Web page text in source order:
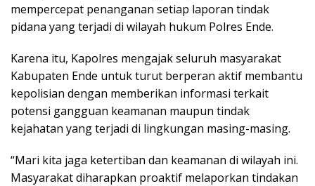
mempercepat penanganan setiap laporan tindak
pidana yang terjadi di wilayah hukum Polres Ende.
Karena itu, Kapolres mengajak seluruh masyarakat
Kabupaten Ende untuk turut berperan aktif membantu
kepolisian dengan memberikan informasi terkait
potensi gangguan keamanan maupun tindak
kejahatan yang terjadi di lingkungan masing-masing.
“Mari kita jaga ketertiban dan keamanan di wilayah ini.
Masyarakat diharapkan proaktif melaporkan tindakan